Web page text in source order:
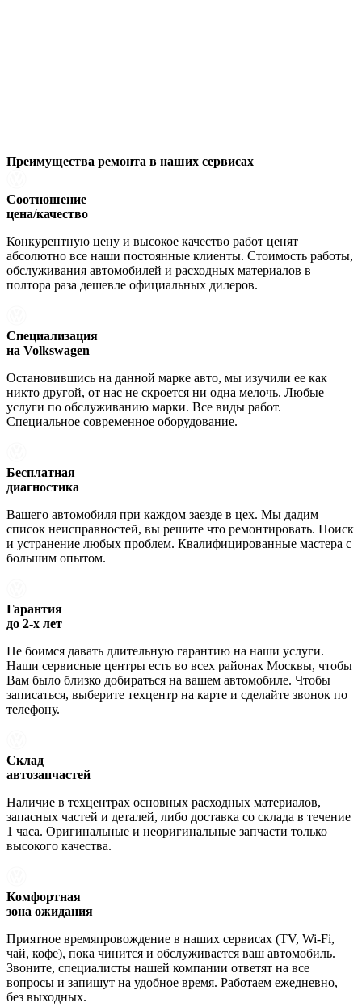
Преимущества ремонта в наших сервисах
Соотношение
цена/качество
Конкурентную цену и высокое качество работ ценят
абсолютно все наши постоянные клиенты. Стоимость работы,
обслуживания автомобилей и расходных материалов в
полтора раза дешевле официальных дилеров.
Специализация
на Volkswagen
Остановившись на данной марке авто, мы изучили ее как
никто другой, от нас не скроется ни одна мелочь. Любые
услуги по обслуживанию марки. Все виды работ.
Специальное современное оборудование.
Бесплатная
диагностика
Вашего автомобиля при каждом заезде в цех. Мы дадим
список неисправностей, вы решите что ремонтировать. Поиск
и устранение любых проблем. Квалифицированные мастера с
большим опытом.
Гарантия
до 2-х лет
Не боимся давать длительную гарантию на наши услуги.
Наши сервисные центры есть во всех районах Москвы, чтобы
Вам было близко добираться на вашем автомобиле. Чтобы
записаться, выберите техцентр на карте и сделайте звонок по
телефону.
Склад
автозапчастей
Наличие в техцентрах основных расходных материалов,
запасных частей и деталей, либо доставка со склада в течение
1 часа. Оригинальные и неоригинальные запчасти только
высокого качества.
Комфортная
зона ожидания
Приятное времяпровождение в наших сервисах (TV, Wi-Fi,
чай, кофе), пока чинится и обслуживается ваш автомобиль.
Звоните, специалисты нашей компании ответят на все
вопросы и запишут на удобное время. Работаем ежедневно,
без выходных.